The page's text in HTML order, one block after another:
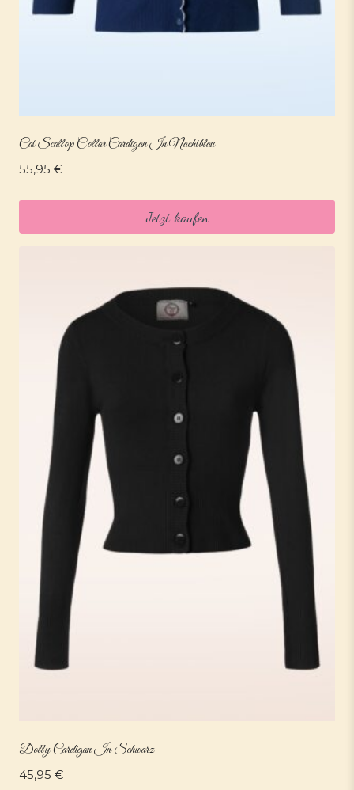
Cat Scallop Collar Cardigan In Nachtblau
55,95 €
Jetzt kaufen
Dolly Cardigan In Schwarz
45,95 €